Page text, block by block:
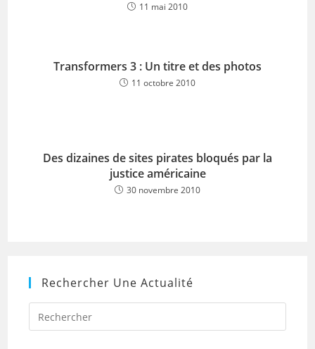
11 mai 2010
Transformers 3 : Un titre et des photos
11 octobre 2010
Des dizaines de sites pirates bloqués par la
justice américaine
30 novembre 2010
Rechercher Une Actualité
Press
to